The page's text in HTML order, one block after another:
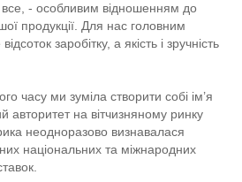
- особливим відношенням до
продукції. Для нас головним
заробітку, а якість і зручність
часу ми зуміла створити собі ім’я
авторитет на вітчизняному ринку
неодноразово визнавалася
національних та міжнародних